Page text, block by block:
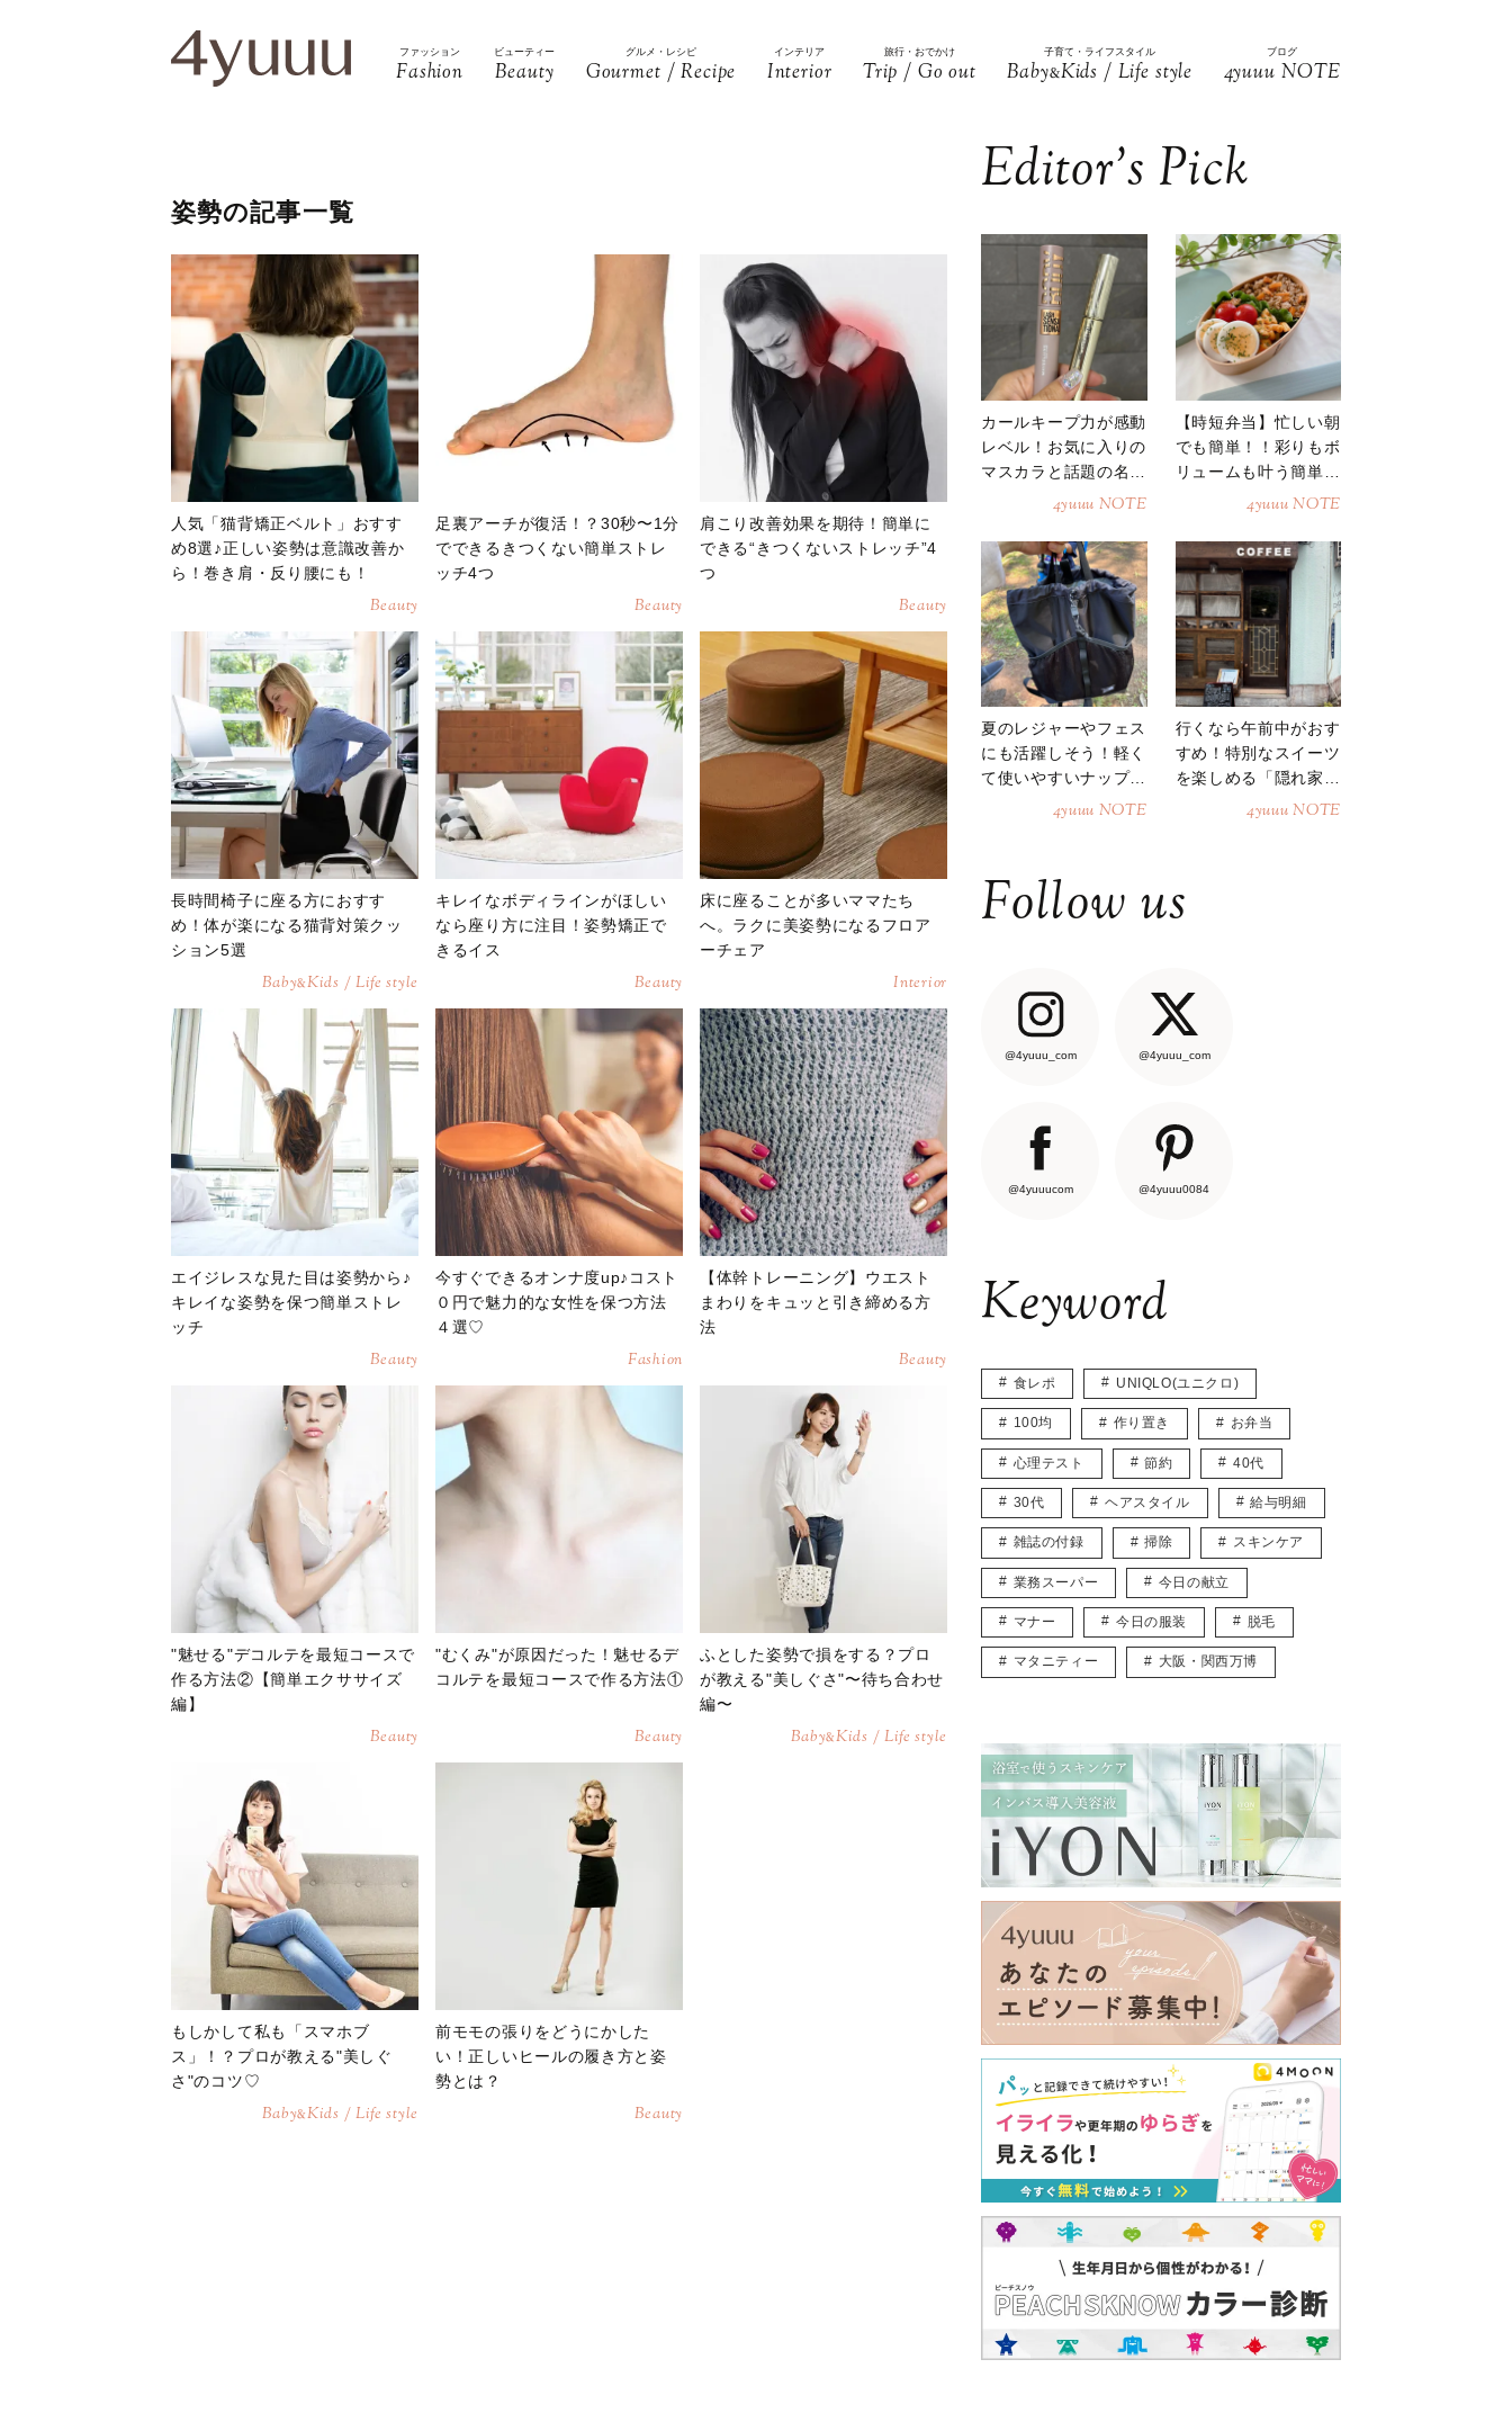
ファッション
Fashion
ビューティー
Beauty
グルメ・レシピ
Gourmet / Recipe
インテリア
Interior
旅行・おでかけ
Trip / Go out
子育て・ライフスタイル
Baby&Kids / Life style
ブログ
4yuuu NOTE
姿勢の記事一覧
人気「猫背矯正ベルト」おすす
め8選♪正しい姿勢は意識改善か
ら！巻き肩・反り腰にも！
Beauty
足裏アーチが復活！？30秒〜1分
でできるきつくない簡単ストレ
ッチ4つ
Beauty
肩こり改善効果を期待！簡単に
できる“きつくないストレッチ”4
つ
Beauty
長時間椅子に座る方におすす
め！体が楽になる猫背対策クッ
ション5選
Baby&Kids / Life style
キレイなボディラインがほしい
なら座り方に注目！姿勢矯正で
きるイス
Beauty
床に座ることが多いママたち
へ。ラクに美姿勢になるフロア
ーチェア
Interior
エイジレスな見た目は姿勢から♪
キレイな姿勢を保つ簡単ストレ
ッチ
Beauty
今すぐできるオンナ度up♪コスト
０円で魅力的な女性を保つ方法
４選♡
Fashion
【体幹トレーニング】ウエスト
まわりをキュッと引き締める方
法
Beauty
"魅せる"デコルテを最短コースで
作る方法②【簡単エクササイズ
編】
Beauty
"むくみ"が原因だった！魅せるデ
コルテを最短コースで作る方法①
Beauty
ふとした姿勢で損をする？プロ
が教える"美しぐさ"〜待ち合わせ
編〜
Baby&Kids / Life style
もしかして私も「スマホブ
ス」！？プロが教える"美しぐ
さ"のコツ♡
Baby&Kids / Life style
前モモの張りをどうにかした
い！正しいヒールの履き方と姿
勢とは？
Beauty
Editor’s Pick
カールキープ力が感動
レベル！お気に入りの
マスカラと話題の名品
4yuuu NOTE
【時短弁当】忙しい朝
でも簡単！！彩りもボ
リュームも叶う簡単そ
4yuuu NOTE
夏のレジャーやフェス
にも活躍しそう！軽く
て使いやすいナップサ
4yuuu NOTE
行くなら午前中がおす
すめ！特別なスイーツ
を楽しめる「隠れ家カ
4yuuu NOTE
Follow us
@4yuuu_com @4yuuu_com
@4yuuucom @4yuuu0084
Keyword
食レポ UNIQLO(ユニクロ)
100均 作り置き お弁当
心理テスト 節約 40代
30代 ヘアスタイル 給与明細
雑誌の付録 掃除 スキンケア
業務スーパー 今日の献立
マナー 今日の服装 脱毛
マタニティー 大阪・関西万博